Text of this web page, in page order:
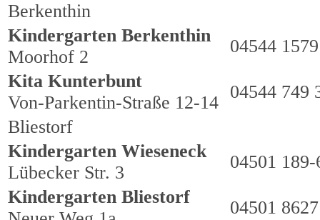
Berkenthin
Kindergarten Berkenthin
Moorhof 2
04544 1579
Kita Kunterbunt
Von-Parkentin-Straße 12-14
04544 749
Bliestorf
Kindergarten Wieseneck
Lübecker Str. 3
04501 189-
Kindergarten Bliestorf
04501 8627